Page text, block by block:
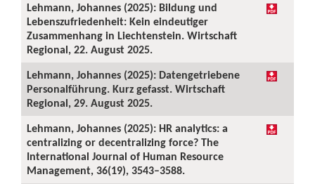
Lehmann, Johannes (2025): Bildung und
Lebenszufriedenheit: Kein eindeutiger
Zusammenhang in Liechtenstein. Wirtschaft
Regional, 22. August 2025.
Lehmann, Johannes (2025): Datengetriebene
Personalführung. Kurz gefasst. Wirtschaft
Regional, 29. August 2025.
Lehmann, Johannes (2025): HR analytics: a
centralizing or decentralizing force? The
International Journal of Human Resource
Management, 36(19), 3543–3588.